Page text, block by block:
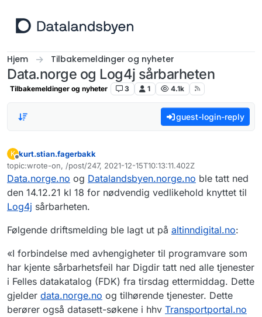
Hjem Tilbakemeldinger og nyheter
Data.norge og Log4j sårbarheten
Tilbakemeldinger og nyheter 3 1 4.1k
guest-login-reply
K
Frakoblet
kurt.stian.fagerbakk
topic:wrote-on, /post/247, 2021-12-15T10:13:11.402Z
Sist endret av
Data.norge.no og Datalandsbyen.norge.no ble tatt ned
den 14.12.21 kl 18 for nødvendig vedlikehold knyttet til
Log4j sårbarheten.
Følgende driftsmelding ble lagt ut på altinndigital.no:
«I forbindelse med avhengigheter til programvare som
har kjente sårbarhetsfeil har Digdir tatt ned alle tjenester
i Felles datakatalog (FDK) fra tirsdag ettermiddag. Dette
gjelder data.norge.no og tilhørende tjenester. Dette
berører også datasett-søkene i hhv Transportportal.no